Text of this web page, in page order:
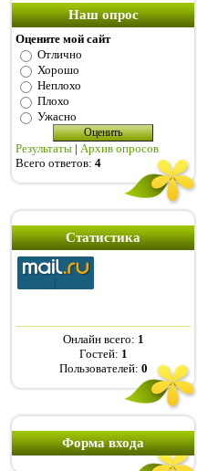
Наш опрос
Оцените мой сайт
Отлично
Хорошо
Неплохо
Плохо
Ужасно
Результаты | Архив опросов
Всего ответов: 4
Статистика
Онлайн всего: 1
Гостей: 1
Пользователей: 0
Форма входа